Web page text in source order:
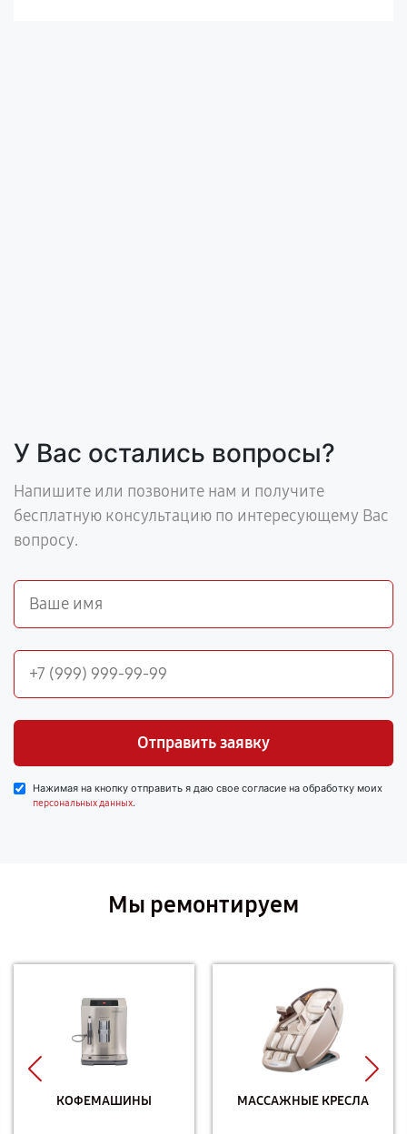
У Вас остались вопросы?
Напишите или позвоните нам и получите
бесплатную консультацию по интересующему Вас
вопросу.
Отправить заявку
Нажимая на кнопку отправить я даю свое согласие на обработку моих
персональных данных.
Мы ремонтируем
КОФЕМАШИНЫ МАССАЖНЫЕ КРЕСЛА